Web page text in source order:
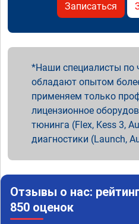
Записаться
Наши специалисты по
обладают опытом
применяем только
лицензионное
тюнинга (Flex, Kess 3,
диагностики (Launch,
Отзывы о нас:
850 оценок